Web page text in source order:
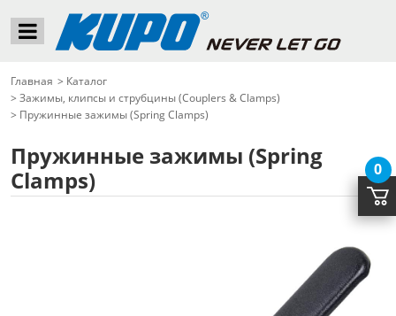
Главная > Каталог
> Зажимы, клипсы и струбцины (Couplers & Clamps)
> Пружинные зажимы (Spring Clamps)
Пружинные зажимы (Spring
Clamps)
0